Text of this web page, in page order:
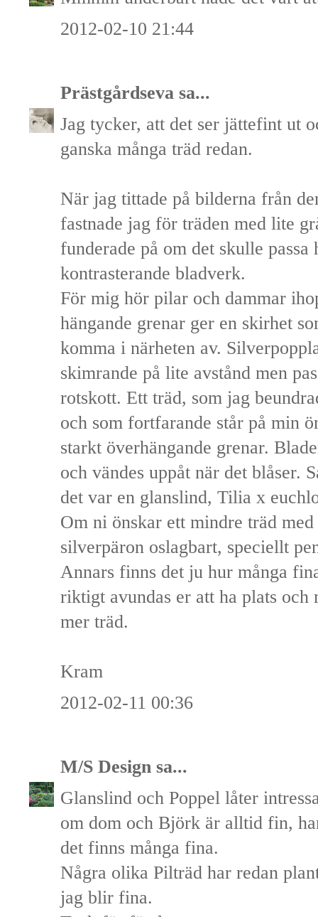
2012-02-10 21:44
Prästgårdseva sa...
Jag tycker, att det ser jättefint ut
ganska många träd redan.
När jag tittade på bilderna från
fastnade jag för träden med lite
funderade på om det skulle passa
kontrasterande bladverk.
För mig hör pilar och dammar
hängande grenar ger en skirhet
komma i närheten av.
skimrande på lite avstånd men
rotskott. Ett träd, som jag
och som fortfarande står på min
starkt överhängande grenar.
och vändes uppåt när det blåser.
det var en glanslind, Tilia x
Om ni önskar ett mindre träd
silverpäron oslagbart, speciellt
Annars finns det ju hur många
riktigt avundas er att ha plats och
mer träd.
Kram
2012-02-11 00:36
M/S Design sa...
Glanslind och Poppel låter
om dom och Björk är alltid fin,
det finns många fina.
Några olika Pilträd har redan
jag blir fina.